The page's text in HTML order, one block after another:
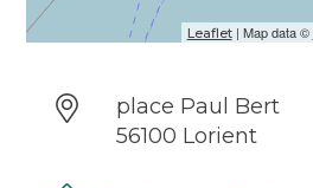
Leaflet| Map data ©
place Paul Bert
56100 Lorient